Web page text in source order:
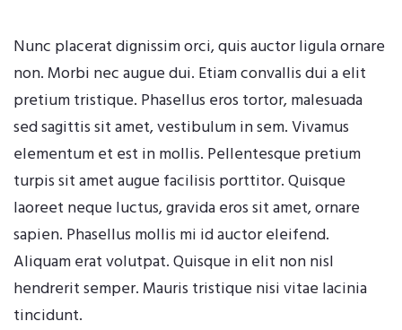
Nunc placerat dignissim orci, quis auctor ligula ornare
non. Morbi nec augue dui. Etiam convallis dui a elit
pretium tristique. Phasellus eros tortor, malesuada
sed sagittis sit amet, vestibulum in sem. Vivamus
elementum et est in mollis. Pellentesque pretium
turpis sit amet augue facilisis porttitor. Quisque
laoreet neque luctus, gravida eros sit amet, ornare
sapien. Phasellus mollis mi id auctor eleifend.
Aliquam erat volutpat. Quisque in elit non nisl
hendrerit semper. Mauris tristique nisi vitae lacinia
tincidunt.